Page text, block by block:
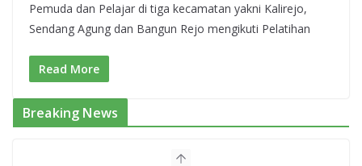
Pemuda dan Pelajar di tiga kecamatan yakni Kalirejo,
Sendang Agung dan Bangun Rejo mengikuti Pelatihan
Read More
Breaking News